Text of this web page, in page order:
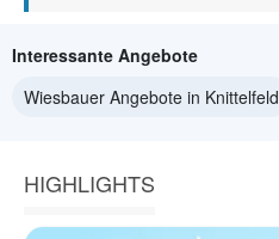
Interessante Angebote
Wiesbauer Angebote in Knittelfeld
HIGHLIGHTS